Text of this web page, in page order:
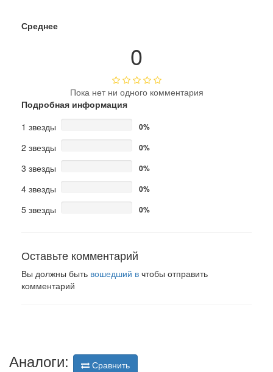
Среднее
0
Пока нет ни одного комментария
Подробная информация
1 звезды
0%
2 звезды 0%
3 звезды 0%
4 звезды 0%
5 звезды 0%
Оставьте комментарий
Вы должны быть вошедший в чтобы отправить
комментарий
Аналоги: Сравнить